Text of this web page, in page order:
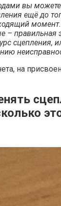
вы можете
ещё до
– правильная
сцепления,
на